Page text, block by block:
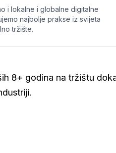
i lokalne i globalne digitalne
najbolje prakse iz svijeta
tržište.
8+ godina na tržištu